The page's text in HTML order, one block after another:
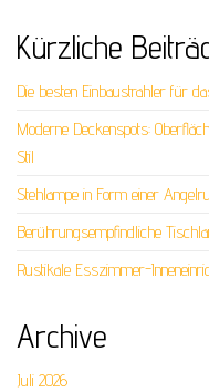
Kürzliche
Die besten Einbaustrahler für
Moderne Deckenspots:
Stil
Stehlampe in Form einer
Berührungsempfindliche
Rustikale Esszimmer-
Archive
Juli 2026